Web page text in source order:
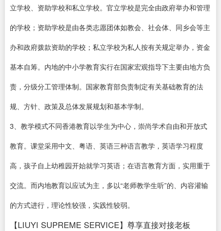
立学校、资助学校和私立学校。官立学校是完全由政府举办和管理
的学校；资助学校是由各类志愿团体如教会、社会体、同乡会等主
办和政府拨款资助的学校；私立学校为私人按有关规定举办，资金
基本自筹。内地的中小学教育实行在国家宏观指导下主要由地方负
责，分级分工管理体制。国家教育部负责制定有关基础教育的法
规、方针、政策及总体发展规划和基本学制。
3、教学模式不同香港教育以学生为中心，崇尚学术自由和开放式
教育。课堂采用中文、粤语、英语三种语言教学，英语学习程度
高，孩子自上幼稚园开始就学习英语；在语言教育方面，实用重于
交流。而内地教育以应试为主，多以“老师教学生听”的、内容灌输
的方式进行，理论性较强，实践性较弱。
【LIUYI SUPREME SERVICE】尊享直接对接老板